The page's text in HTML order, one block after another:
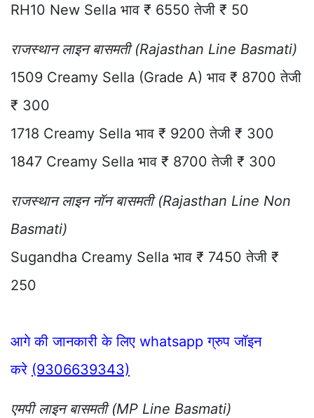
RH10 New Sella भाव ₹ 6550 तेजी ₹ 50
राजस्थान लाइन बासमती (Rajasthan Line Basmati)
1509 Creamy Sella (Grade A) भाव ₹ 8700 तेजी
₹ 300
1718 Creamy Sella भाव ₹ 9200 तेजी ₹ 300
1847 Creamy Sella भाव ₹ 8700 तेजी ₹ 300
राजस्थान लाइन नॉन बासमती (Rajasthan Line Non
Basmati)
Sugandha Creamy Sella भाव ₹ 7450 तेजी ₹
250
आगे की जानकारी के लिए whatsapp ग्रुप जॉइन
करे (9306639343)
एमपी लाइन बासमती (MP Line Basmati)